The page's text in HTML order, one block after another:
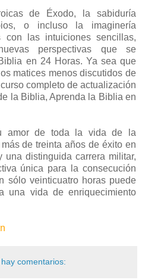
de Éxodo, la sabiduría
o incluso la imaginería
con las intuiciones sencillas,
perspectivas que se
en 24 Horas. Ya sea que
matices menos discutidos de
completo de actualización
la Biblia, Aprenda la Biblia en
amor de toda la vida de la
de treinta años de éxito en
distinguida carrera militar,
única para la consecución
sólo veinticuatro horas puede
una vida de enriquecimiento
hay comentarios: